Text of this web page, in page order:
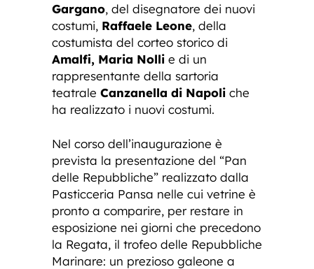
Gargano, del disegnatore dei nuovi
costumi, Raffaele Leone, della
costumista del corteo storico di
Amalfi, Maria Nolli e di un
rappresentante della sartoria
teatrale Canzanella di Napoli che
ha realizzato i nuovi costumi.
Nel corso dell’inaugurazione è
prevista la presentazione del “Pan
delle Repubbliche” realizzato dalla
Pasticceria Pansa nelle cui vetrine è
pronto a comparire, per restare in
esposizione nei giorni che precedono
la Regata, il trofeo delle Repubbliche
Marinare: un prezioso galeone a